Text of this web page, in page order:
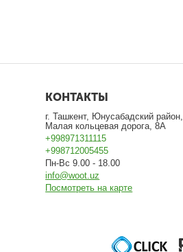
КОНТАКТЫ
г. Ташкент, Юнусабадский район,
Малая кольцевая дорога, 8А
+998971311115
+998712005455
Пн-Вс 9.00 - 18.00
info@woot.uz
Посмотреть на карте